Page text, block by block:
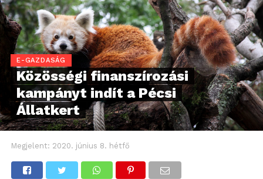
E-GAZDASÁG
Közösségi finanszírozási
kampányt indít a Pécsi
Állatkert
Megjelent: 2020. június 8. hétfő